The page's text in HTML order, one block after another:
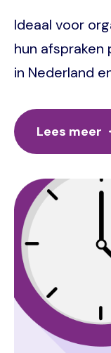
Ideaal voor
hun afspraken
in Nederland
Lees meer
Image